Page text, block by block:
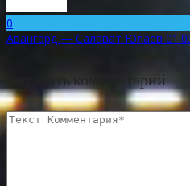
0
Авангард — Салават Юлаев
Оставить комментарий